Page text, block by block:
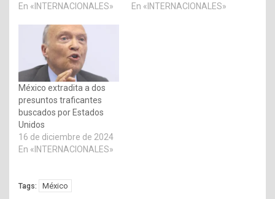
En «INTERNACIONALES»
En «INTERNACIONALES»
México extradita a dos
presuntos traficantes
buscados por Estados
Unidos
16 de diciembre de 2024
En «INTERNACIONALES»
Tags: México